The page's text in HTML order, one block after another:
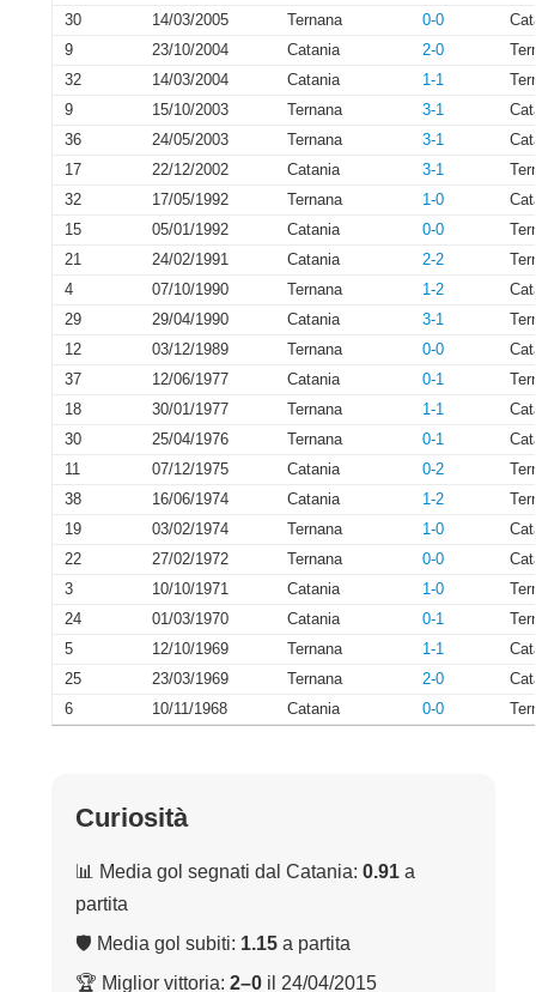
30
14/03/2005 Ternana 0-0
9
23/10/2004 Catania 2-0
32
14/03/2004 Catania 1-1
9
15/10/2003 Ternana 3-1
36
24/05/2003 Ternana 3-1
17
22/12/2002 Catania 3-1
32
17/05/1992 Ternana 1-0
15
05/01/1992 Catania 0-0
21
24/02/1991 Catania 2-2
4
07/10/1990 Ternana 1-2
29
29/04/1990 Catania 3-1
12
03/12/1989 Ternana 0-0
37
12/06/1977 Catania 0-1
18
30/01/1977 Ternana 1-1
30
25/04/1976 Ternana 0-1
11
07/12/1975 Catania 0-2
38
16/06/1974 Catania 1-2
19
03/02/1974 Ternana 1-0
22
27/02/1972 Ternana 0-0
3
10/10/1971 Catania 1-0
24
01/03/1970 Catania 0-1
5
12/10/1969 Ternana 1-1
25
23/03/1969 Ternana 2-0
6
10/11/1968 Catania 0-0
Curiosità
📊 Media gol segnati dal Catania: 0.91 a
partita
🛡 Media gol subiti: 1.15 a partita
🏆 Miglior vittoria: 2–0 il 24/04/2015